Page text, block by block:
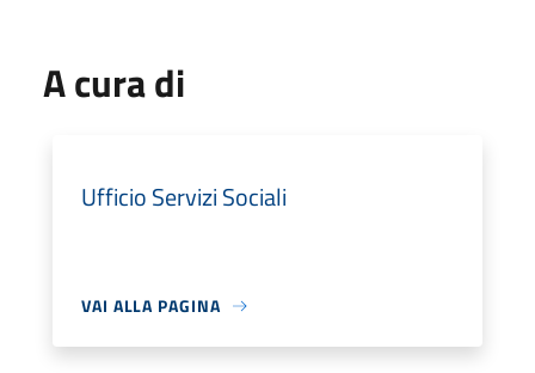
A cura di
Ufficio Servizi Sociali
VAI ALLA PAGINA